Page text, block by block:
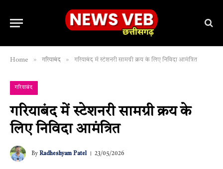
Home » गरियाबंद » गरियाबंद में स्टेशनरी सामग्री क्रय के लिए निविदा आमंत्रित
गरियाबंद
गरियाबंद में स्टेशनरी सामग्री क्रय के
लिए निविदा आमंत्रित
By Radheshyam Patel 23/05/2026